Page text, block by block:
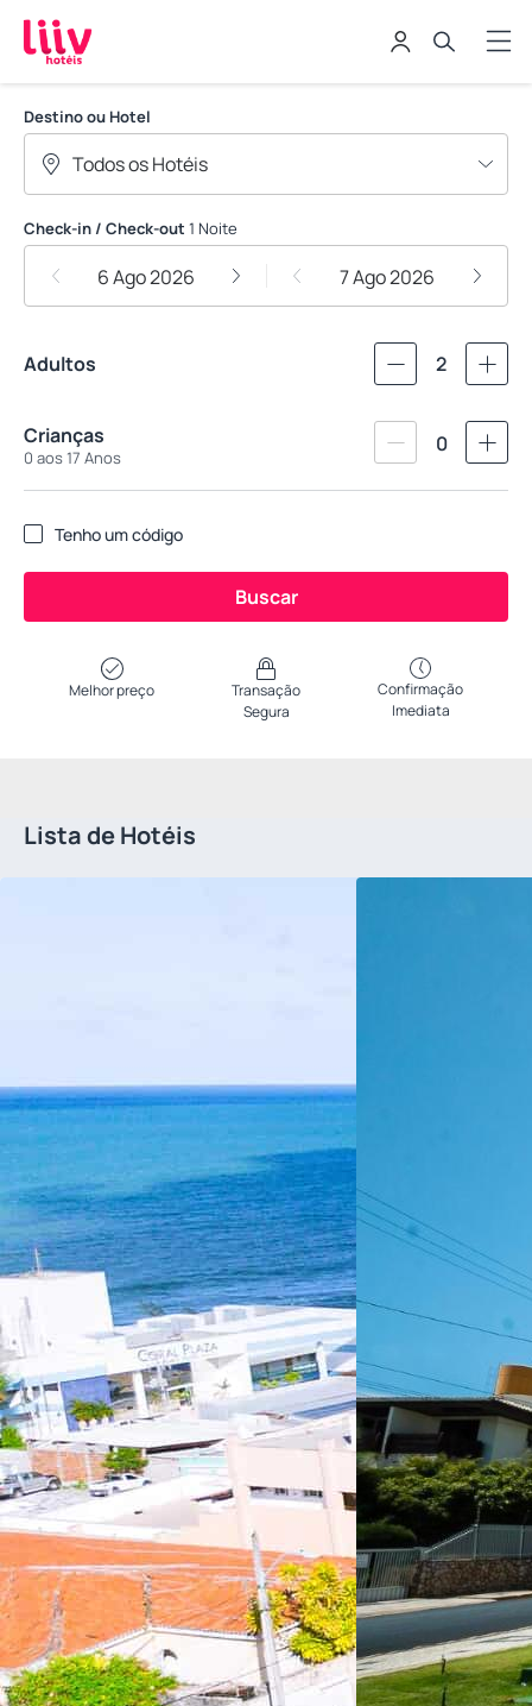
Liiv Rooms
Destino ou Hotel
Check-in / Check-out 1 Noite
6 Ago 2026 7 Ago 2026
Adultos 2
Crianças
0 aos 17 Anos
0
Tenho um código
Buscar
Melhor preço
Transação
Segura
Confirmação
Imediata
Lista de Hotéis